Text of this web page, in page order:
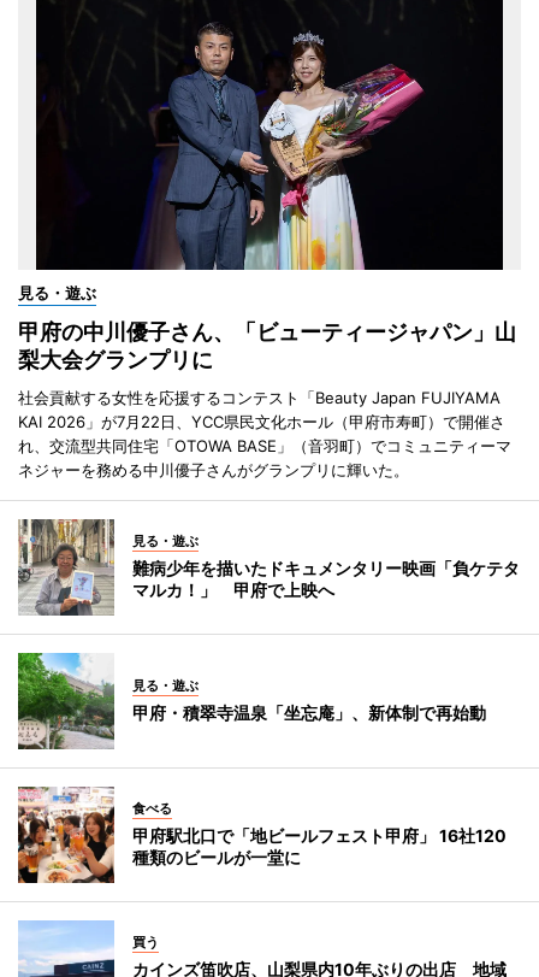
見る・遊ぶ
甲府の中川優子さん、「ビューティージャパン」山
梨大会グランプリに
社会貢献する女性を応援するコンテスト「Beauty Japan FUJIYAMA
KAI 2026」が7月22日、YCC県民文化ホール（甲府市寿町）で開催さ
れ、交流型共同住宅「OTOWA BASE」（音羽町）でコミュニティーマ
ネジャーを務める中川優子さんがグランプリに輝いた。
見る・遊ぶ
難病少年を描いたドキュメンタリー映画「負ケテタ
マルカ！」 甲府で上映へ
見る・遊ぶ
甲府・積翠寺温泉「坐忘庵」、新体制で再始動
食べる
甲府駅北口で「地ビールフェスト甲府」 16社120
種類のビールが一堂に
買う
カインズ笛吹店、山梨県内10年ぶりの出店 地域